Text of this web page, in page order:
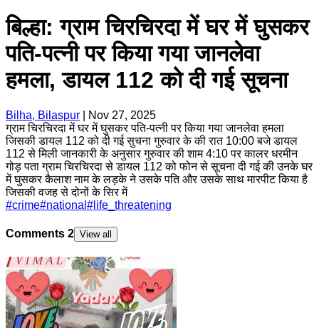
बिल्हा: ग्राम चिरचिरदा में घर में घुसकर
पति-पत्नी पर किया गया जानलेवा
हमला, डायल 112 को दी गई सूचना
Bilha, Bilaspur
Nov 27, 2025
ग्राम चिरचिरदा में घर में घुसकर पति-पत्नी पर किया गया जानलेवा हमला
जिसकी डायल 112 को दी गई सुचना गुरुवार के की रात 10:00 बजे डायल
112 से मिली जानकारी के अनुसार गुरुवार की शाम 4:10 पर कालर धरमीन
गोड़ पता ग्राम चिरचिरदा से डायल 112 को फोन से सूचना दी गई की उनके घर
में घुसकर कैलाश नाम के लड़के ने उसके पति और उसके साथ मारपीट किया है
जिसकी वजह से दोनों के सिर में
#crime#national # life_threatening
Comments 2 View all